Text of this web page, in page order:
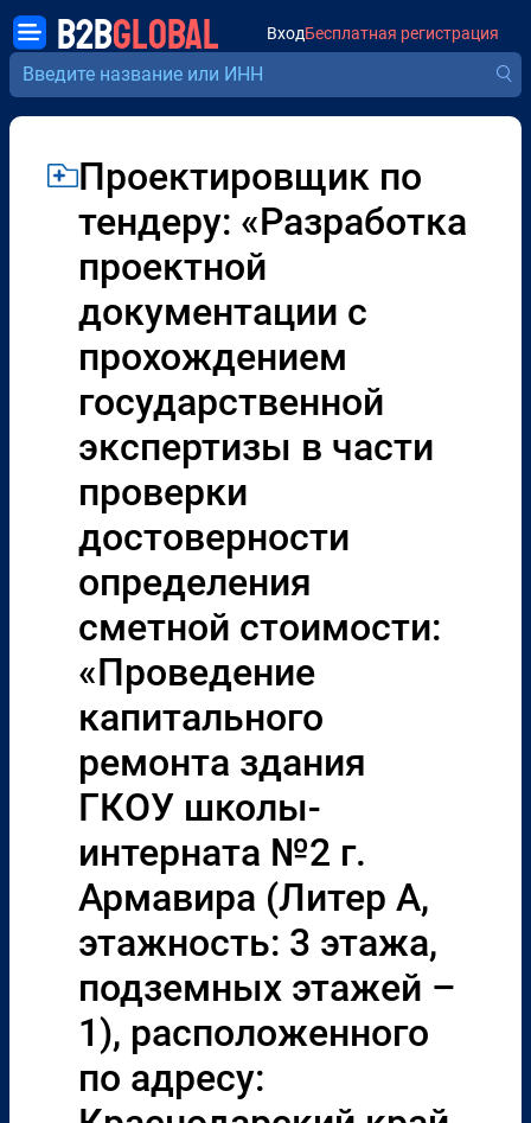
B2BGLOBAL ВходБесплатная регистрация
Проектировщик по
тендеру: «Разработка
проектной
документации с
прохождением
государственной
экспертизы в части
проверки
достоверности
определения
сметной стоимости:
«Проведение
капитального
ремонта здания
ГКОУ школы-
интерната №2 г.
Армавира (Литер А,
этажность: 3 этажа,
подземных этажей –
1), расположенного
по адресу: